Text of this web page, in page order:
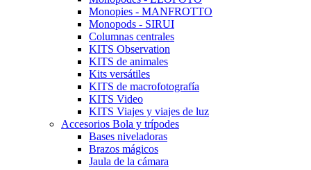
Monopies - MANFROTTO
Monopods - SIRUI
Columnas centrales
KITS Observation
KITS de animales
Kits versátiles
KITS de macrofotografía
KITS Video
KITS Viajes y viajes de luz
Accesorios Bola y trípodes
Bases niveladoras
Brazos mágicos
Jaula de la cámara